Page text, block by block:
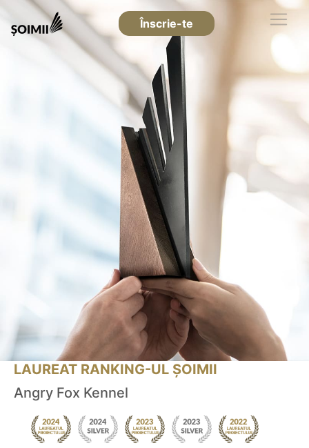
Înscrie-te
LAUREAT RANKING-UL ȘOIMII
Angry Fox Kennel